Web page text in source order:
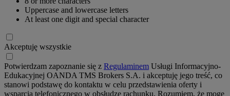
Uppercase and lowercase letters
At least one digit and special character
Akceptuję wszystkie
Potwierdzam zapoznanie się z Regulaminem Usługi Informacyjno-
Edukacyjnej OANDA TMS Brokers S.A. i akceptuję jego treść, co
stanowi podstawę do kontaktu w celu przedstawienia oferty i
wsparcia telefonicznego w obsłudze rachunku. Rozumiem, że mogę